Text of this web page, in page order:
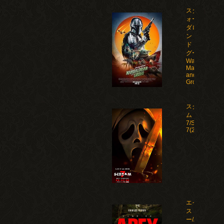
スター・ウ
ォーズ マン
ダロリア
ン・アン
ド・グロー
グー/Star
Wars: The
Mandalorian
and
Grogu(2026)
スクリー
ム
7/Scream
7(2026)
エイペック
ス・プレデタ
ー/